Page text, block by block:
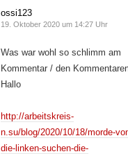
ossi123
19. Oktober 2020 um 14:27 Uhr
Was war wohl so schlimm am
Kommentar / den
Hallo
http://arbeitskreis-
n.su/blog/2020/10/18/morde-
die-linken-suchen-die-